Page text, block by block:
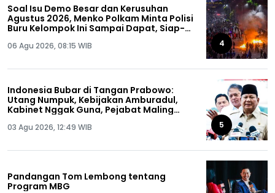
Soal Isu Demo Besar dan Kerusuhan
Agustus 2026, Menko Polkam Minta Polisi
Buru Kelompok Ini Sampai Dapat, Siap-
06 Agu 2026, 08:15 WIB 4
Indonesia Bubar di Tangan Prabowo:
Utang Numpuk, Kebijakan Amburadul,
Kabinet Nggak Guna, Pejabat Maling
03 Agu 2026, 12:49 WIB 5
Pandangan Tom Lembong tentang
Program MBG